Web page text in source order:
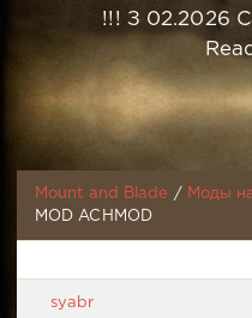
!!! З 02.2026
Mount and Blade /
Моды
MOD ACHMOD
syabr